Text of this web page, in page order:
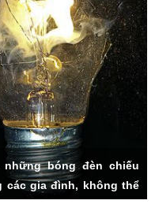
bóng đèn chiếu
các gia đình, không thể